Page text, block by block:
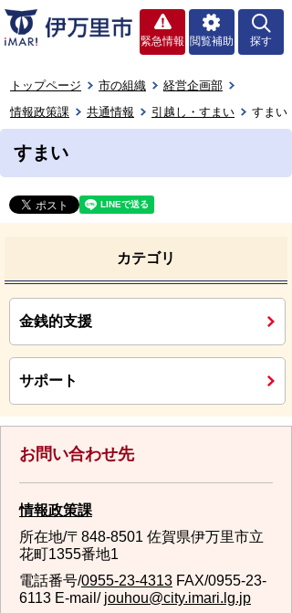
緊急情報 閲覧補助 探す
トップページ 市の組織
経営企画部
情報政策課
共通情報 引越し・すまい すまい
すまい
カテゴリ
金銭的支援
サポート
お問い合わせ先
情報政策課
所在地/〒848-8501 佐賀県伊万里市立
花町1355番地1
電話番号/0955-23-4313 FAX/0955-23-
6113 E-mail/ jouhou@city.imari.lg.jp